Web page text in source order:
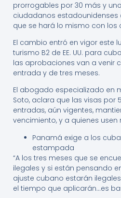
prorrogables por 30 más y
ciudadanos estadounidenses
que se hará lo mismo con los
El cambio entró en vigor este
turismo B2 de EE. UU. para
las aprobaciones van a venir
entrada y de tres meses.
El abogado especializado en
Soto, aclara que las visas por
entradas, aún vigentes,
vencimiento, y a quienes usen
Panamá exige a los
estampada
“A los tres meses que se
ilegales y si están pensando
ajuste cubano estarán
el tiempo que aplicarán…es